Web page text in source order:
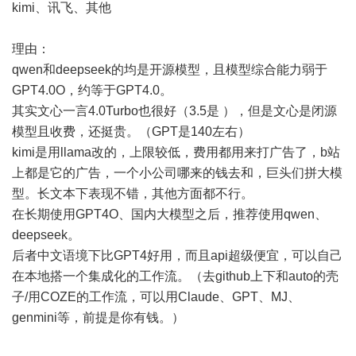
kimi、讯飞、其他
理由：
qwen和deepseek的均是开源模型，且模型综合能力弱于
GPT4.0O，约等于GPT4.0。
其实文心一言4.0Turbo也很好（3.5是 ），但是文心是闭源
模型且收费，还挺贵。（GPT是140左右）
kimi是用llama改的，上限较低，费用都用来打广告了，b站
上都是它的广告，一个小公司哪来的钱去和，巨头们拼大模
型。长文本下表现不错，其他方面都不行。
在长期使用GPT4O、国内大模型之后，推荐使用qwen、
deepseek。
后者中文语境下比GPT4好用，而且api超级便宜，可以自己
在本地搭一个集成化的工作流。（去github上下和auto的壳
子/用COZE的工作流，可以用Claude、GPT、MJ、
genmini等，前提是你有钱。）